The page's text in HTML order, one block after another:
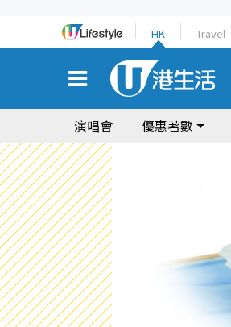
HK Travel
演唱會 優惠著數